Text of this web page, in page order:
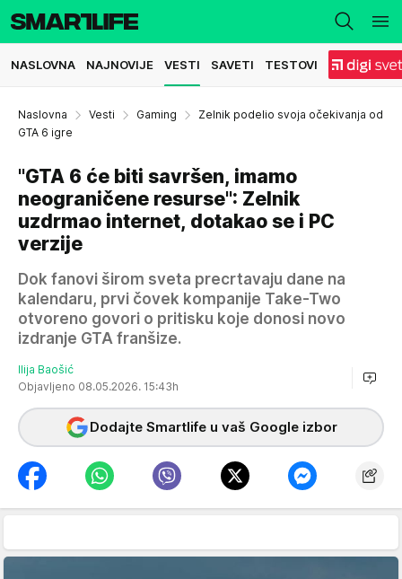
NASLOVNA NAJNOVIJE VESTI SAVETI TESTOVI
Naslovna Vesti Gaming
Zelnik podelio svoja očekivanja od
GTA 6 igre
"GTA 6 će biti savršen, imamo
neograničene resurse": Zelnik
uzdrmao internet, dotakao se i PC
verzije
Dok fanovi širom sveta precrtavaju dane na
kalendaru, prvi čovek kompanije Take-Two
otvoreno govori o pritisku koje donosi novo
izdranje GTA franšize.
Ilija Baošić
Objavljeno 08.05.2026. 15:43h
Dodajte Smartlife u vaš Google izbor